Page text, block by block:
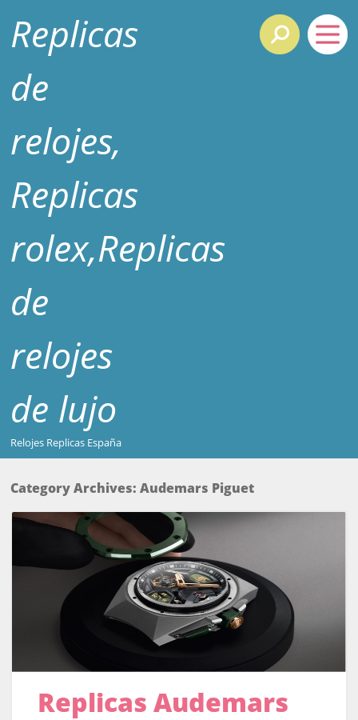
Replicas
de
relojes,
Replicas
rolex,Replicas
de
relojes
de lujo
Relojes Replicas España
Category Archives: Audemars Piguet
Replicas Audemars